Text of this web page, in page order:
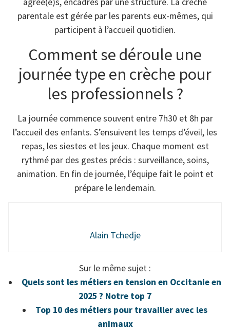
parentale est gérée par les parents eux-mêmes, qui
participent à l’accueil quotidien.
Comment se déroule une
journée type en crèche pour
les professionnels ?
La journée commence souvent entre 7h30 et 8h par
l’accueil des enfants. S’ensuivent les temps d’éveil, les
repas, les siestes et les jeux. Chaque moment est
rythmé par des gestes précis : surveillance, soins,
animation. En fin de journée, l’équipe fait le point et
prépare le lendemain.
Alain Tchedje
Sur le même sujet :
Quels sont les métiers en tension en Occitanie en
2025 ? Notre top 7
Top 10 des métiers pour travailler avec les
animaux